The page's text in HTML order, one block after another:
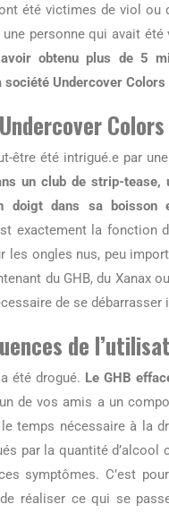
été victimes de viol ou
une personne qui avait
obtenu plus de 5
Undercover
Colors
être été intrigué.e par
un club de strip-tease,
doigt dans sa boisson
exactement la fonction
les ongles nus, peu
du GHB, du Xanax
de se
de
été drogué. Le GHB
de vos amis a un
temps nécessaire à la
par la quantité
symptômes. C’est
réaliser ce qui se